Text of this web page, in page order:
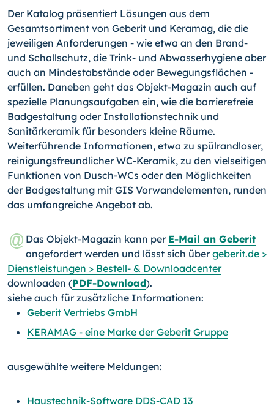
Der Katalog präsentiert Lösungen aus dem
Gesamtsortiment von Geberit und Keramag, die die
jeweiligen Anforderungen - wie etwa an den Brand-
und Schallschutz, die Trink- und Abwasserhygiene aber
auch an Mindestabstände oder Bewegungsflächen -
erfüllen. Daneben geht das Objekt-Magazin auch auf
spezielle Planungsaufgaben ein, wie die barrierefreie
Badgestaltung oder Installationstechnik und
Sanitärkeramik für besonders kleine Räume.
Weiterführende Informationen, etwa zu spülrandloser,
reinigungsfreundlicher WC-Keramik, zu den vielseitigen
Funktionen von Dusch-WCs oder den Möglichkeiten
der Badgestaltung mit GIS Vorwandelementen, runden
das umfangreiche Angebot ab.
Das Objekt-Magazin kann per E-Mail an Geberit
angefordert werden und lässt sich übergeberit.de >
Dienstleistungen > Bestell- & Downloadcenter
downloaden (PDF-Download).
siehe auch für zusätzliche Informationen:
Geberit Vertriebs GmbH
KERAMAG - eine Marke der Geberit Gruppe
ausgewählte weitere Meldungen:
Haustechnik-Software DDS-CAD 13